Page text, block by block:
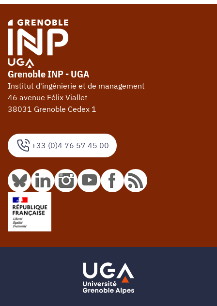
+33 (0)4 76 57 45 00
Grenoble INP - UGA
Institut d'ingénierie et de management
46 avenue Félix Viallet
38031 Grenoble Cedex 1